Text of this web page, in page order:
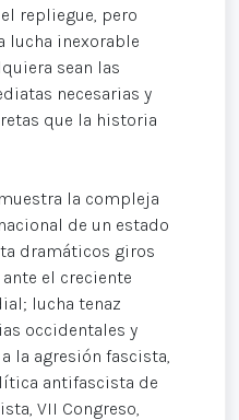
repliegue, pero
lucha inexorable
sean las
necesarias y
que la historia
la compleja
de un estado
dramáticos giros
el creciente
lucha tenaz
occidentales y
la agresión fascista,
antifascista de
VII Congreso,